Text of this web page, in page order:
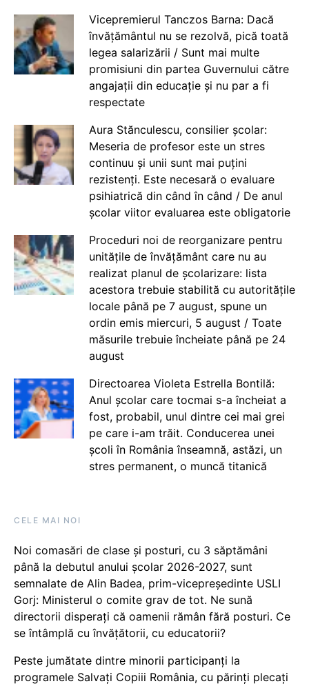
Vicepremierul Tanczos Barna: Dacă
învățământul nu se rezolvă, pică toată
legea salarizării / Sunt mai multe
promisiuni din partea Guvernului către
angajații din educație și nu par a fi
respectate
Aura Stănculescu, consilier școlar:
Meseria de profesor este un stres
continuu și unii sunt mai puțini
rezistenți. Este necesară o evaluare
psihiatrică din când în când / De anul
școlar viitor evaluarea este obligatorie
Proceduri noi de reorganizare pentru
unitățile de învățământ care nu au
realizat planul de școlarizare: lista
acestora trebuie stabilită cu autoritățile
locale până pe 7 august, spune un
ordin emis miercuri, 5 august / Toate
măsurile trebuie încheiate până pe 24
august
Directoarea Violeta Estrella Bontilă:
Anul școlar care tocmai s-a încheiat a
fost, probabil, unul dintre cei mai grei
pe care i-am trăit. Conducerea unei
școli în România înseamnă, astăzi, un
stres permanent, o muncă titanică
CELE MAI NOI
Noi comasări de clase și posturi, cu 3 săptămâni
până la debutul anului școlar 2026-2027, sunt
semnalate de Alin Badea, prim-vicepreședinte USLI
Gorj: Ministerul o comite grav de tot. Ne sună
directorii disperați că oamenii rămân fără posturi. Ce
se întâmplă cu învățătorii, cu educatorii?
Peste jumătate dintre minorii participanți la
programele Salvați Copiii România, cu părinți plecați